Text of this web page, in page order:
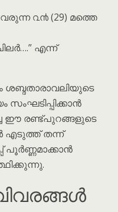
൨൯ (29) മത്തെ
എന്ന്
ശബ്ദതാരാവലിയുടെ
സംഘടിപ്പിക്കാൻ
ഈ രണ്ട്പുറങ്ങളുടെ
തന്ന്
പൂർണ്ണമാക്കാൻ